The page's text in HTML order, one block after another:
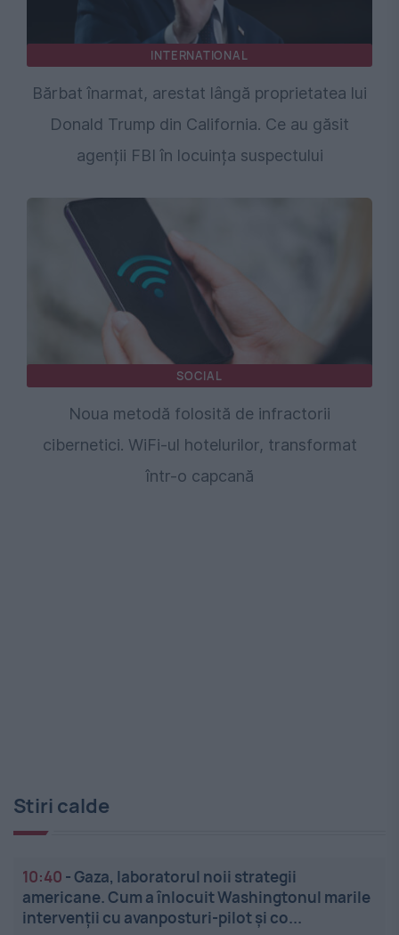
INTERNATIONAL
Bărbat înarmat, arestat lângă proprietatea lui
Donald Trump din California. Ce au găsit
agenții FBI în locuința suspectului
SOCIAL
Noua metodă folosită de infractorii
cibernetici. WiFi-ul hotelurilor, transformat
într-o capcană
Stiri calde
10:40 -Gaza, laboratorul noii strategii
americane. Cum a înlocuit Washingtonul marile
intervenții cu avanposturi-pilot și co...